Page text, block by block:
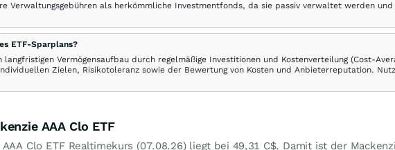
Verwaltungsgebühren als herkömmliche Investmentfonds, da sie passiv verwaltet werden
ETF-Sparplans?
Vermögensaufbau durch regelmäßige Investitionen und Kostenverteilung (Cost-
Zielen, Risikotoleranz sowie der Bewertung von Kosten und Anbieterreputation.
AAA Clo ETF
Clo ETF Realtimekurs (07.08.26) liegt bei 49,31 C$. Damit ist der